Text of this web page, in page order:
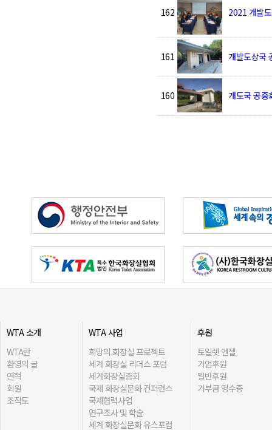
162 2021 개발
161 개발도상국
160 개도국 공중
WTA 소개
WTA란
환영의 글
연혁
회원
조직도
WTA 사업
희망의 화장실 프로젝트
세계 화장실 리더스 포럼
세계화장실총회
국제 화장실문화 컨퍼런스
국제협력사업
연구조사 및 학술
세계 화장실문화 유스포럼
후원
토일렛 엔젤
기업후원
일반후원
기부금 영수증